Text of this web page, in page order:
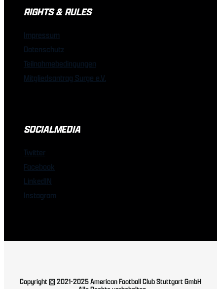
RIGHTS & RULES
Impressum
Datenschutz
Teilnahmebedingungen
Mitgliedsantrag Surge e.V.
SOCIALMEDIA
Twitter
Facebook
LinkedIN
Instagram
Copyright © 2021-2025 American Football Club Stuttgart GmbH